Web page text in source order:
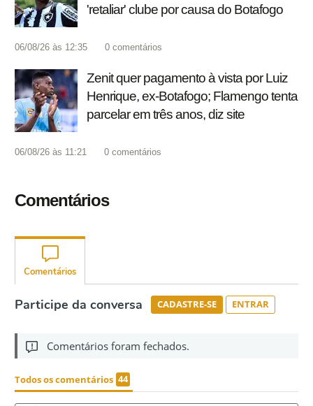
'retaliar' clube por causa do Botafogo
06/08/26 às 12:35 0 comentários
Zenit quer pagamento à vista por Luiz
Henrique, ex-Botafogo; Flamengo tenta
parcelar em três anos, diz site
06/08/26 às 11:21 0 comentários
Comentários